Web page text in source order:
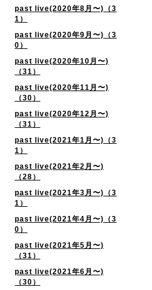
past live(2020年8月〜)（3
1）
past live(2020年9月〜)（3
0）
past live(2020年10月〜)
（31）
past live(2020年11月〜)
（30）
past live(2020年12月〜)
（31）
past live(2021年1月〜)（3
1）
past live(2021年2月〜)
（28）
past live(2021年3月〜)（3
1）
past live(2021年4月〜)（3
0）
past live(2021年5月〜)
（31）
past live(2021年6月〜)
（30）